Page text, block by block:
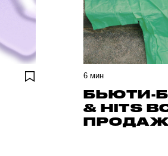
6мин
БЬЮТИ-
& HITS